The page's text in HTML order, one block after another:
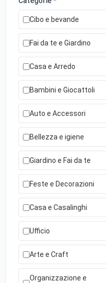
Cibo e bevande
Fai da te e Giardino
Casa e Arredo
Bambini e Giocattoli
Auto e Accessori
Bellezza e igiene
Giardino e Fai da te
Feste e Decorazioni
Casa e Casalinghi
Ufficio
Arte e Craft
Organizzazione e